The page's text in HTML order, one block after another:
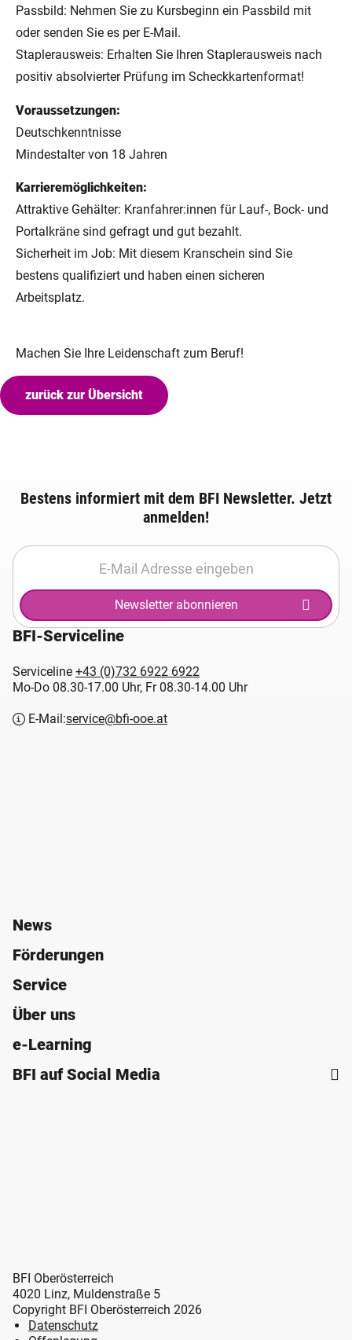
Passbild: Nehmen Sie zu Kursbeginn ein Passbild mit
oder senden Sie es per E-Mail.
Staplerausweis: Erhalten Sie Ihren Staplerausweis nach
positiv absolvierter Prüfung im Scheckkartenformat!
Voraussetzungen:
Deutschkenntnisse
Mindestalter von 18 Jahren
Karrieremöglichkeiten:
Attraktive Gehälter: Kranfahrer:innen für Lauf-, Bock- und
Portalkräne sind gefragt und gut bezahlt.
Sicherheit im Job: Mit diesem Kranschein sind Sie
bestens qualifiziert und haben einen sicheren
Arbeitsplatz.
Machen Sie Ihre Leidenschaft zum Beruf!
zurück zur Übersicht
Bestens informiert mit dem BFI Newsletter. Jetzt
anmelden!
Newsletter abonnieren
BFI-Serviceline
Serviceline +43 (0)732 6922 6922
Mo-Do 08.30-17.00 Uhr, Fr 08.30-14.00 Uhr
E-Mail:service@bfi-ooe.at
News
Förderungen
Service
Über uns
e-Learning
BFI auf Social Media
BFI Oberösterreich
4020 Linz, Muldenstraße 5
Copyright BFI Oberösterreich 2026
Datenschutz